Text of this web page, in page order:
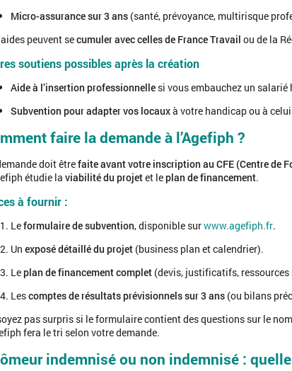
Micro-assurance sur 3 ans (santé, prévoyance, multirisque
peuvent secumuler avec celles de France Travail ou de la
soutiens possibles après la création
Aide à l’insertion professionnelle si vous embauchez un salarié
Subvention pour adapter vos locauxà votre handicap ou à
faire la demande à l’Agefiph ?
doit êtrefaite avant votre inscription au CFE (Centre de
étudie la viabilité du projetet leplan de financement.
à fournir :
Leformulaire de subvention, disponible surwww.agefiph.fr.
Un exposé détaillé du projet (business plan et calendrier).
Leplan de financement complet (devis, justificatifs, ressources
Lescomptes de résultats prévisionnels sur 3 ans (ou bilans
pas surpris si le formulaire contient des questions sur le
fera le tri selon votre demande.
indemnisé ou non indemnisé :